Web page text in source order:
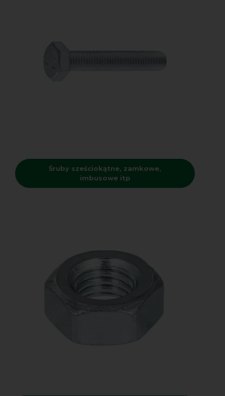
Śruby sześciokątne, zamkowe,
imbusowe itp